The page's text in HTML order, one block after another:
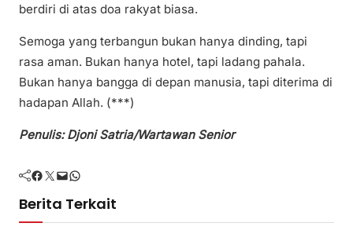
berdiri di atas doa rakyat biasa.
Semoga yang terbangun bukan hanya dinding, tapi
rasa aman. Bukan hanya hotel, tapi ladang pahala.
Bukan hanya bangga di depan manusia, tapi diterima di
hadapan Allah. (***)
Penulis: Djoni Satria/Wartawan Senior
Facebook Twitter Mail WhatsApp
Berita Terkait